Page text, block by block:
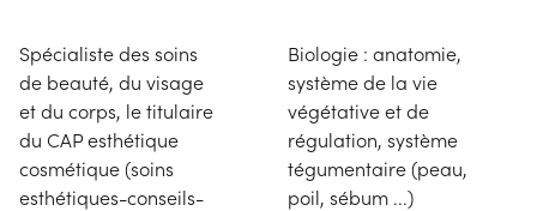
Spécialiste des soins
de beauté, du visage
et du corps, le titulaire
du CAP esthétique
cosmétique (soins
esthétiques-conseils-
Biologie : anatomie,
système de la vie
végétative et de
régulation, système
tégumentaire (peau,
poil, sébum ...)